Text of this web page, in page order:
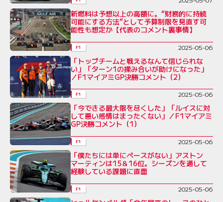
新燃料は予想以上の高額に。“財務的に持続
可能にする方法”として予算制限を見直す可
能性も想定か【代表のコメント裏事情】
F1 2025-05-06
「トップチームと戦えるなんて信じられな
い」「ターン1の揉み合いが助けになった」
／F1マイアミGP決勝コメント（2）
F1 2025-05-06
「今できる最大限を尽くした」「ルイスに対
して悪い感情はまったくない」／F1マイアミ
GP決勝コメント（1）
F1 2025-05-06
「僕たちには単にペースがない」アストン
マーティンは15＆16位。シーズンを通して
経験している課題に直面
F1 2025-05-06